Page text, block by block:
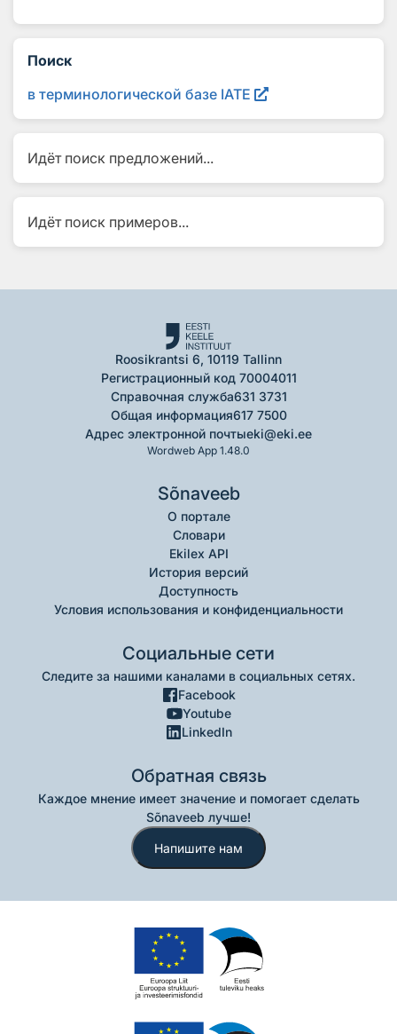
Поиск
в терминологической базе IATE
Идёт поиск предложений...
Идёт поиск примеров...
Roosikrantsi 6, 10119 Tallinn
Регистрационный код 70004011
Справочная служба631 3731
Общая информация617 7500
Адрес электронной почтыeki@eki.ee
Wordweb App 1.48.0
Sõnaveeb
О портале
Словари
Ekilex API
История версий
Доступность
Условия использования и конфиденциальности
Социальные сети
Следите за нашими каналами в социальных сетях.
Facebook
Youtube
LinkedIn
Обратная связь
Каждое мнение имеет значение и помогает сделать
Sõnaveeb лучше!
Напишите нам